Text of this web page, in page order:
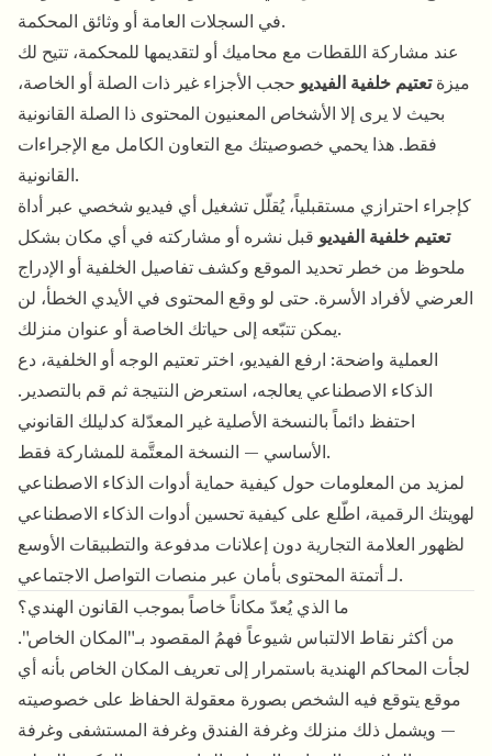
في السجلات العامة أو وثائق المحكمة.
عند مشاركة اللقطات مع محاميك أو لتقديمها للمحكمة، تتيح لك
ميزةتعتيم خلفية الفيديو حجب الأجزاء غير ذات الصلة أو الخاصة،
بحيث لا يرى إلا الأشخاص المعنيون المحتوى ذا الصلة القانونية
فقط. هذا يحمي خصوصيتك مع التعاون الكامل مع الإجراءات
القانونية.
كإجراء احترازي مستقبلياً، يُقلّل تشغيل أي فيديو شخصي عبر أداة
تعتيم خلفية الفيديو قبل نشره أو مشاركته في أي مكان بشكل
ملحوظ من خطر تحديد الموقع وكشف تفاصيل الخلفية أو الإدراج
العرضي لأفراد الأسرة. حتى لو وقع المحتوى في الأيدي الخطأ، لن
يمكن تتبّعه إلى حياتك الخاصة أو عنوان منزلك.
العملية واضحة: ارفع الفيديو، اختر تعتيم الوجه أو الخلفية، دع
الذكاء الاصطناعي يعالجه، استعرض النتيجة ثم قم بالتصدير.
احتفظ دائماً بالنسخة الأصلية غير المعدّلة كدليلك القانوني
الأساسي — النسخة المعتَّمة للمشاركة فقط.
لمزيد من المعلومات حول كيفية حماية أدوات الذكاء الاصطناعي
لهويتك الرقمية، اطّلع على كيفية تحسين أدوات الذكاء الاصطناعي
لظهور العلامة التجارية دون إعلانات مدفوعة والتطبيقات الأوسع
لـأتمتة المحتوى بأمان عبر منصات التواصل الاجتماعي
.
ما الذي يُعدّ مكاناً خاصاً بموجب القانون الهندي؟
من أكثر نقاط الالتباس شيوعاً فهمُ المقصود بـ"المكان الخاص".
لجأت المحاكم الهندية باستمرار إلى تعريف المكان الخاص بأنه أي
موقع يتوقع فيه الشخص بصورة معقولة الحفاظ على خصوصيته
— ويشمل ذلك منزلك وغرفة الفندق وغرفة المستشفى وغرفة